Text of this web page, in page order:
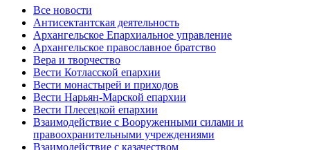
Все новости
Антисектантская деятельность
Архангельское Епархиальное управление
Архангельское православное братство
Вера и творчество
Вести Котласской епархии
Вести монастырей и приходов
Вести Нарьян-Марской епархии
Вести Плесецкой епархии
Взаимодействие с Вооруженными силами и
правоохранительными учреждениями
Взаимодействие с казачеством